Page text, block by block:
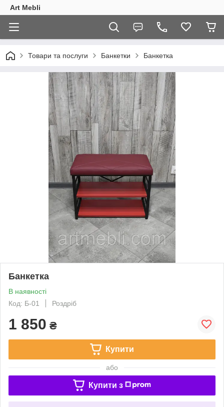
Art Mebli
Товари та послуги Банкетки Банкетка
Банкетка
В наявності
Код: Б-01
Роздріб
1 850 ₴
Купити
або
Купити з